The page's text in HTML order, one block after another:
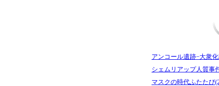
アンコール遺跡−大衆
シェムリアップ人質事
マスクの時代ふたたび